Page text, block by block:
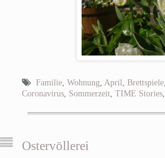
Familie, Wohnung April Brettspiele,
Coronavirus, Sommerzeit, TIME Stories,
Ostervöllerei